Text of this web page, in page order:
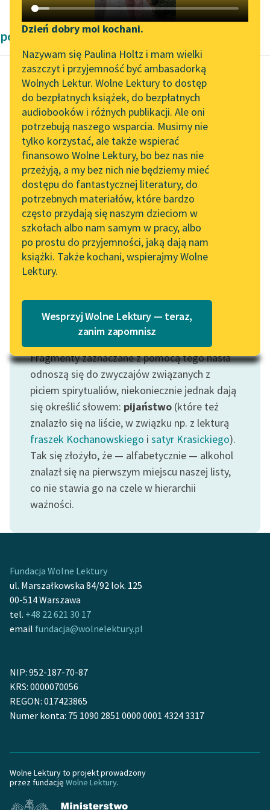
Katalog DAISY
Podkasty o książkach
Zgłoś brak utworu
Aktualności
Zapraszamy na spotkanie
online z tłumaczkami
literatury skandynawskiej
Spotkanie z Katarzyną
Tunkiel w Oslo
Wolne Lektury na 32.
Pol’and’Rock Festivalu
„Kochanek Lady
Chatterley” do słuchania
na Wolnych Lekturach
Nowy audiobook –
„Marzenie o Oriencie”
Lektury szkolne i klasyka
literatury do słuchania dla
uczennic i uczniów z
niepełnosprawnościami
E-kolekcja lektur
szkolnych i literatury do
słuchania dla uczennic i
uczniów z
niepełnosprawnościami
Feministyczne inspiracje.
Ręce pełne poezji
Kolekcje edukacyjne
twórców przechodzących
do domeny publicznej,
Odkurzamy bohaterów
Szkoła Poezji Wolnych
Lektur
Narzędzia
Mapa Wolnych Lektur
Leśmianator
Przewodnik dla piszących i
czytających
API
OAI-PMH
Widget Wolnych Lektur
Przypisy
Katalog w formacie PDF
Kontakt
Dzień dobry moi kochani.
Nazywam się Paulina Holtz i mam wielki
zaszczyt i przyjemność być ambasadorką
Wolnych Lektur. Wolne Lektury to dostęp
do bezpłatnych książek, do bezpłatnych
audiobooków i różnych publikacji. Ale oni
potrzebują naszego wsparcia. Musimy nie
tylko korzystać, ale także wspierać
finansowo Wolne Lektury, bo bez nas nie
przeżyją, a my bez nich nie będziemy mieć
dostępu do fantastycznej literatury, do
potrzebnych materiałów, które bardzo
często przydają się naszym dzieciom w
szkołach albo nam samym w pracy, albo
po prostu do przyjemności, jaką dają nam
książki. Także kochani, wspierajmy Wolne
Lektury.
Wesprzyj Wolne Lektury — teraz,
zanim zapomnisz
powieści Karel Čapek
Karel Čapek
Hordubal
Czytaj więcej
Motyw: Alkohol
Fragmenty zaznaczane z pomocą tego hasła
odnoszą się do zwyczajów związanych z
piciem spirytualiów, niekoniecznie jednak dają
się określić słowem: pijaństwo (które też
znalazło się na liście, w związku np. z lekturą
fraszek Kochanowskiego i satyr Krasickiego).
Tak się złożyło, że — alfabetycznie — alkohol
znalazł się na pierwszym miejscu naszej listy,
co nie stawia go na czele w hierarchii
ważności.
Fundacja Wolne Lektury
ul. Marszałkowska 84/92 lok. 125
00-514 Warszawa
tel. +48 22 621 30 17
email fundacja@wolnelektury.pl
NIP: 952-187-70-87
KRS: 0000070056
REGON: 017423865
Numer konta: 75 1090 2851 0000 0001 4324 3317
Wolne Lektury to projekt prowadzony
przez fundację Wolne Lektury.